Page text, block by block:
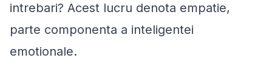
intrebari? Acest lucru denota empatie,
parte componenta a inteligentei
emotionale.